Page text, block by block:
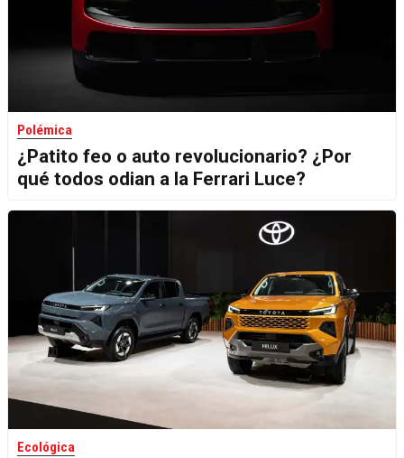
Polémica
¿Patito feo o auto revolucionario? ¿Por
qué todos odian a la Ferrari Luce?
Ecológica